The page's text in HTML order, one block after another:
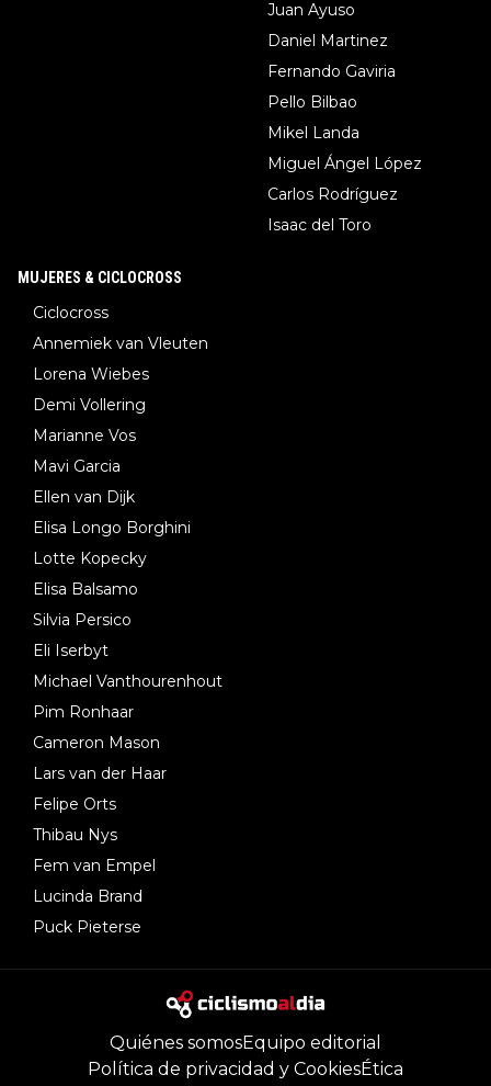
Juan Ayuso
Daniel Martinez
Fernando Gaviria
Pello Bilbao
Mikel Landa
Miguel Ángel López
Carlos Rodríguez
Isaac del Toro
MUJERES & CICLOCROSS
Ciclocross
Annemiek van Vleuten
Lorena Wiebes
Demi Vollering
Marianne Vos
Mavi Garcia
Ellen van Dijk
Elisa Longo Borghini
Lotte Kopecky
Elisa Balsamo
Silvia Persico
Eli Iserbyt
Michael Vanthourenhout
Pim Ronhaar
Cameron Mason
Lars van der Haar
Felipe Orts
Thibau Nys
Fem van Empel
Lucinda Brand
Puck Pieterse
Quiénes somosEquipo editorial
Política de privacidad y CookiesÉtica